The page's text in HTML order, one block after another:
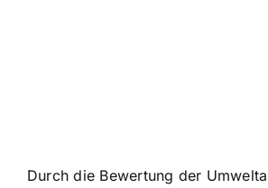
Durch die Bewertung der